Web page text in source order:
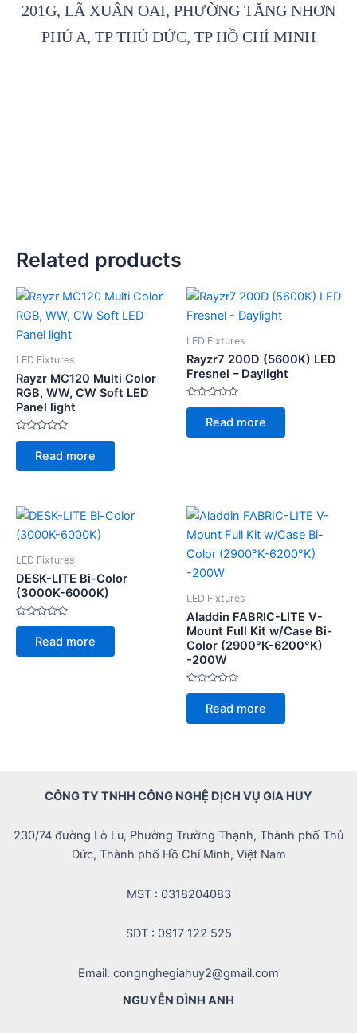
201G, LÃ XUÂN OAI, PHƯỜNG TĂNG NHƠN
PHÚ A, TP THỦ ĐỨC, TP HỒ CHÍ MINH
Related products
LED Fixtures
Rayzr MC120 Multi Color
RGB, WW, CW Soft LED
Panel light
Rated
of
Read more
LED Fixtures
Rayzr7 200D (5600K) LED
Fresnel – Daylight
Rated
of
Read more
LED Fixtures
DESK-LITE Bi-Color
(3000K-6000K)
Rated
of
Read more
LED Fixtures
Aladdin FABRIC-LITE V-
Mount Full Kit w/Case Bi-
Color (2900°K-6200°K)
-200W
Rated
of
Read more
CÔNG TY TNHH CÔNG NGHỆ DỊCH VỤ GIA HUY
230/74 đường Lò Lu, Phường Trường Thạnh, Thành phố Thủ
Đức, Thành phố Hồ Chí Minh, Việt Nam
MST : 0318204083
SDT : 0917 122 525
Email: congnghegiahuy2@gmail.com
NGUYỄN ĐÌNH ANH